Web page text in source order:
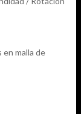
malla de